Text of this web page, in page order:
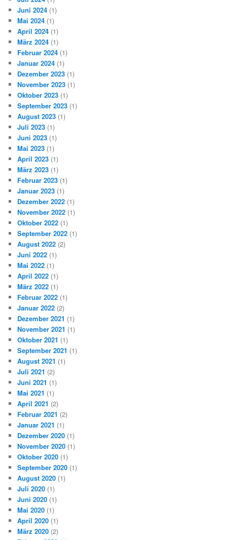
Juni 2024 (1)
Mai 2024 (1)
April 2024 (1)
März 2024 (1)
Februar 2024 (1)
Januar 2024 (1)
Dezember 2023 (1)
November 2023 (1)
Oktober 2023 (1)
September 2023 (1)
August 2023 (1)
Juli 2023 (1)
Juni 2023 (1)
Mai 2023 (1)
April 2023 (1)
März 2023 (1)
Februar 2023 (1)
Januar 2023 (1)
Dezember 2022 (1)
November 2022 (1)
Oktober 2022 (1)
September 2022 (1)
August 2022 (2)
Juni 2022 (1)
Mai 2022 (1)
April 2022 (1)
März 2022 (1)
Februar 2022 (1)
Januar 2022 (2)
Dezember 2021 (1)
November 2021 (1)
Oktober 2021 (1)
September 2021 (1)
August 2021 (1)
Juli 2021 (2)
Juni 2021 (1)
Mai 2021 (1)
April 2021 (2)
Februar 2021 (2)
Januar 2021 (1)
Dezember 2020 (1)
November 2020 (1)
Oktober 2020 (1)
September 2020 (1)
August 2020 (1)
Juli 2020 (1)
Juni 2020 (1)
Mai 2020 (1)
April 2020 (1)
März 2020 (2)